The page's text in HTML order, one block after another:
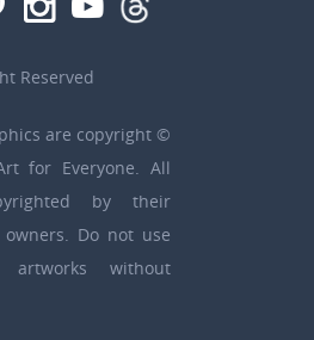
Reserved
are copyright ©
for Everyone. All
by their
Do not use
without